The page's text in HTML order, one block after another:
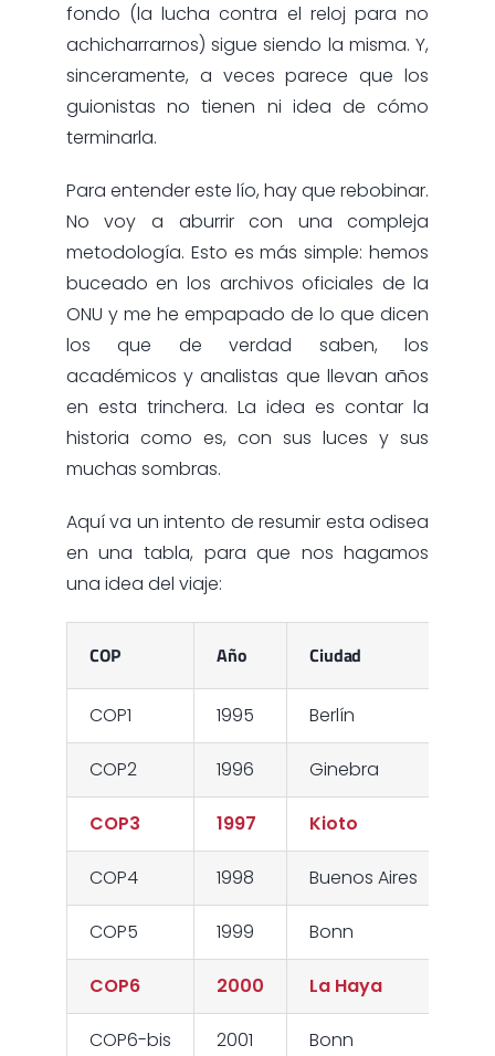
fondo (la lucha contra el reloj para no
achicharrarnos) sigue siendo la misma. Y,
sinceramente, a veces parece que los
guionistas no tienen ni idea de cómo
terminarla.
Para entender este lío, hay que rebobinar.
No voy a aburrir con una compleja
metodología. Esto es más simple: hemos
buceado en los archivos oficiales de la
ONU y me he empapado de lo que dicen
los que de verdad saben, los
académicos y analistas que llevan años
en esta trinchera. La idea es contar la
historia como es, con sus luces y sus
muchas sombras.
Aquí va un intento de resumir esta odisea
en una tabla, para que nos hagamos
una idea del viaje:
COP Año Ciudad
COP1 1995 Berlín
COP2 1996 Ginebra
COP3 1997 Kioto
COP4 1998 Buenos Aires
COP5 1999 Bonn
COP6 2000 La Haya
COP6-bis 2001 Bonn